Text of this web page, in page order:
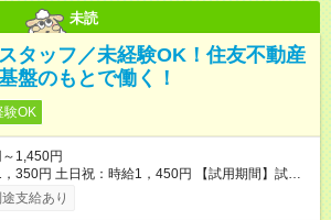
未読
タッフ／未経験OK！住友不動産
盤のもとで働く！
験OK
1,450円
円 土日祝：時給1，450円 【試用期間】試用
支給あり